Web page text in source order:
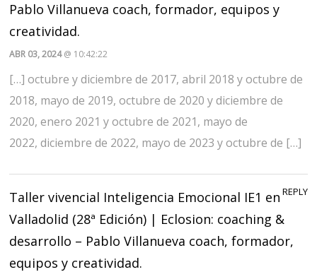
Pablo Villanueva coach, formador, equipos y
creatividad.
ABR 03, 2024@ 10:42:22
[…] octubre y diciembre de 2017, abril 2018 y octubre de
2018, mayo de 2019, octubre de 2020 y diciembre de
2020, enero 2021 y octubre de 2021, mayo de
2022, diciembre de 2022, mayo de 2023 y octubre de […]
Taller vivencial Inteligencia Emocional IE1 en
Valladolid (28ª Edición) | Eclosion: coaching &
desarrollo – Pablo Villanueva coach, formador,
equipos y creatividad.
REPLY